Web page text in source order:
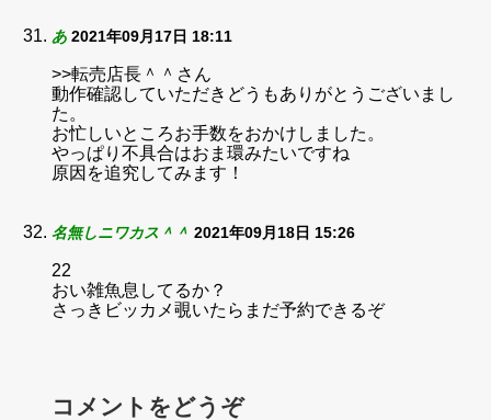
あ 2021年09月17日 18:11
>>転売店長＾＾さん
動作確認していただきどうもありがとうございまし
た。
お忙しいところお手数をおかけしました。
やっぱり不具合はおま環みたいですね
原因を追究してみます！
名無しニワカス＾＾ 2021年09月18日 15:26
22
おい雑魚息してるか？
さっきビッカメ覗いたらまだ予約できるぞ
コメントをどうぞ